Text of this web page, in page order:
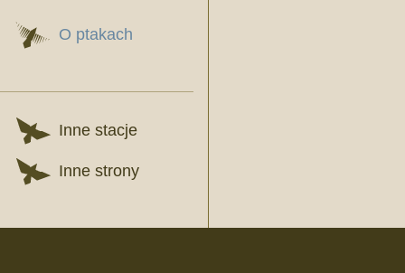
O ptakach
Inne stacje
Inne strony